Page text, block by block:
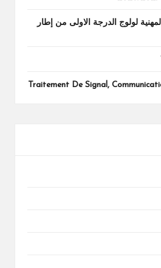
لولوج الدرجة الاولى من إطار
Traitement De Signal,